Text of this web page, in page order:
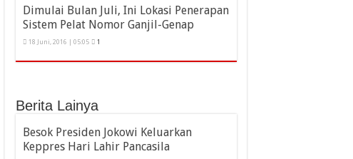
Dimulai Bulan Juli, Ini Lokasi Penerapan
Sistem Pelat Nomor Ganjil-Genap
18 Juni, 2016 | 05:05 1
Berita Lainya
Besok Presiden Jokowi Keluarkan
Keppres Hari Lahir Pancasila